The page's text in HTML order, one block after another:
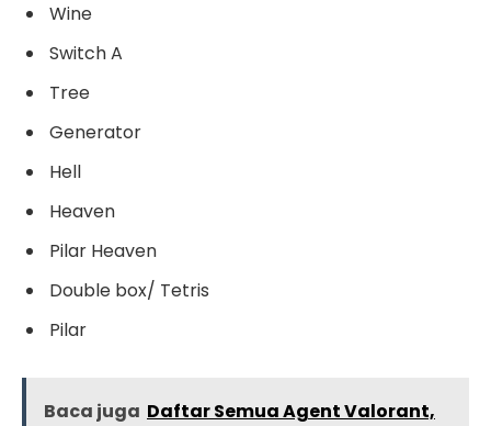
Wine
Switch A
Tree
Generator
Hell
Heaven
Pilar Heaven
Double box/ Tetris
Pilar
Baca juga Daftar Semua Agent Valorant,